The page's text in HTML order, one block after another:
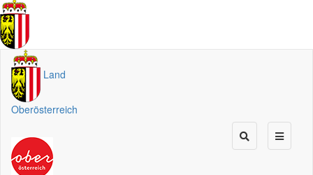
Land
Oberösterreich